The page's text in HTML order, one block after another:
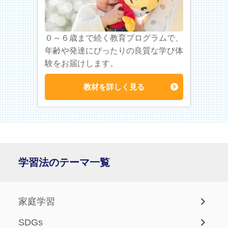
０～６歳まで続く教育プログラムで、
年齢や発達にぴったりの良質な学び体
験をお届けします。
教材を詳しく見る
学習法のテーマ一覧
家庭学習
SDGs